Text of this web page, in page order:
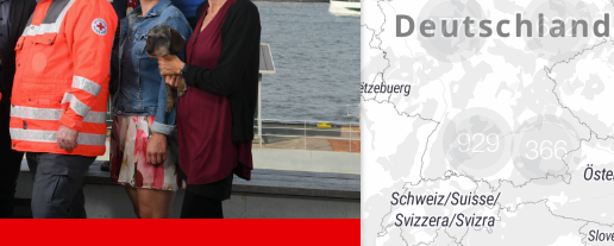
1778
929
682
366